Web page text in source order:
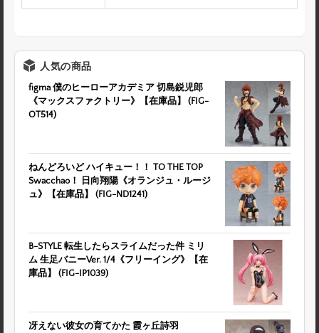
人気の商品
figma 僕のヒーローアカデミア 切島鋭児郎
《マックスファクトリー》【在庫品】 (FIG-
OT514)
ねんどろいど ハイキュー！！ TO THE TOP
Swacchao！ 日向翔陽《オランジュ・ルージ
ュ》【在庫品】 (FIG-ND1241)
B-STYLE 転生したらスライムだった件 ミリ
ム 生足バニーVer. 1/4《フリーイング》【在
庫品】 (FIG-IP1039)
冴えない彼女の育てかた 霞ヶ丘詩羽